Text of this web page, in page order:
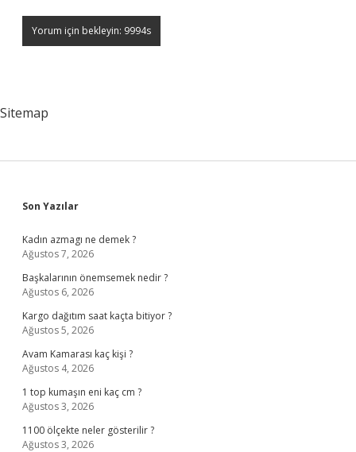
Sitemap
Sidebar
Son Yazılar
Kadın azmagı ne demek ?
Ağustos 7, 2026
Başkalarının önemsemek nedir ?
Ağustos 6, 2026
Kargo dağıtım saat kaçta bitiyor ?
Ağustos 5, 2026
Avam Kamarası kaç kişi ?
Ağustos 4, 2026
1 top kumaşın eni kaç cm ?
Ağustos 3, 2026
1100 ölçekte neler gösterilir ?
Ağustos 3, 2026